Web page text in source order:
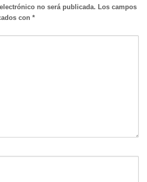
no será publicada. Los campos
con *